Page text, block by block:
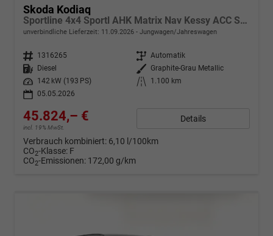
Skoda Kodiaq
Sportline 4x4 Sportl AHK Matrix Nav Kessy ACC SunS
unverbindliche Lieferzeit: 11.09.2026 Jungwagen/Jahreswagen
Fahrzeugnr. 1316265 Getriebe Automatik
Kraftstoff
Diesel Außenfarbe
Graphite-Grau Metallic
Leistung
142 kW (193 PS) Kilometerstand
1.100 km
05.05.2026
45.824,– €
incl. 19% MwSt.
Details
Verbrauch kombiniert: 6,10 l/100km
CO2-Klasse: F
CO2-Emissionen: 172,00 g/km